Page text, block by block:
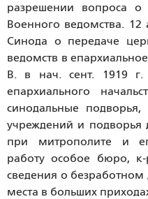
разрешении вопроса
Военного ведомства. 12
Синода о передаче
ведомств в
В. в нач. сент. 1919 г.
епархиального
синодальные
учреждений и подворья
при митрополите и
работу особое бюро,
сведения о безработном
места в больших